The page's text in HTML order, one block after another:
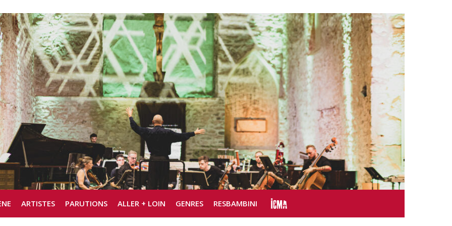
ARTISTES PARUTIONS ALLER + LOIN GENRES RESBAMBINI